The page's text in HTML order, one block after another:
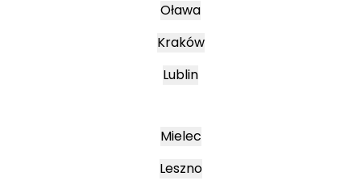
Oława
Kraków
Lublin
Mielec
Leszno